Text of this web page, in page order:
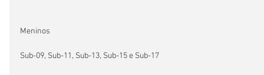
Meninos
Sub-09, Sub-11, Sub-13, Sub-15 e Sub-17